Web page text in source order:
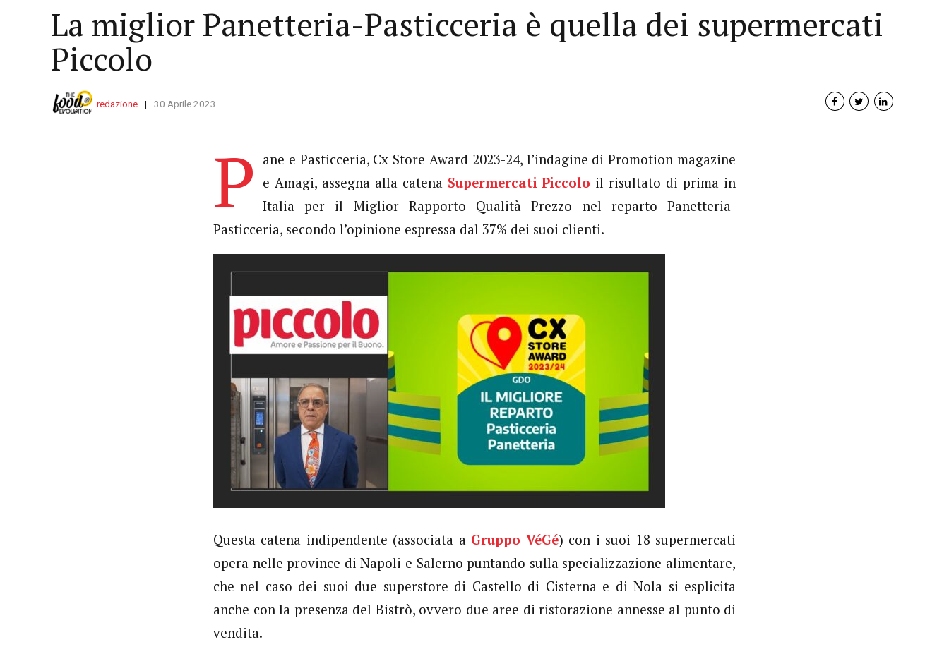
La miglior Panetteria-Pasticceria è quella dei supermercati
Piccolo
redazione 30 Aprile 2023
P
ane e Pasticceria, Cx Store Award 2023-24, l’indagine di Promotion magazine
e Amagi, assegna alla catena Supermercati Piccolo il risultato di prima in
Italia per il Miglior Rapporto Qualità Prezzo nel reparto Panetteria-
Pasticceria, secondo l’opinione espressa dal 37% dei suoi clienti.
Questa catena indipendente (associata a Gruppo VéGé) con i suoi 18 supermercati
opera nelle province di Napoli e Salerno puntando sulla specializzazione alimentare,
che nel caso dei suoi due superstore di Castello di Cisterna e di Nola si esplicita
anche con la presenza del Bistrò, ovvero due aree di ristorazione annesse al punto di
vendita.